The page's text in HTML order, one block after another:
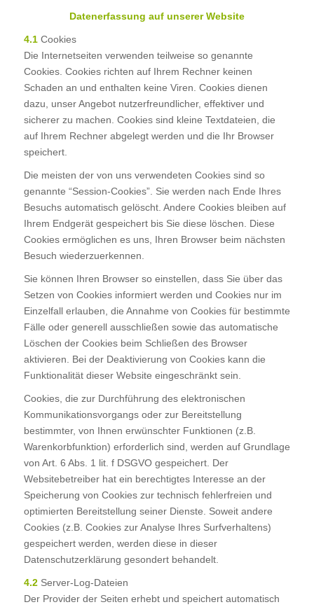
Datenerfassung auf unserer Website
4.1 Cookies
Die Internetseiten verwenden teilweise so genannte
Cookies. Cookies richten auf Ihrem Rechner keinen
Schaden an und enthalten keine Viren. Cookies dienen
dazu, unser Angebot nutzerfreundlicher, effektiver und
sicherer zu machen. Cookies sind kleine Textdateien, die
auf Ihrem Rechner abgelegt werden und die Ihr Browser
speichert.
Die meisten der von uns verwendeten Cookies sind so
genannte “Session-Cookies”. Sie werden nach Ende Ihres
Besuchs automatisch gelöscht. Andere Cookies bleiben auf
Ihrem Endgerät gespeichert bis Sie diese löschen. Diese
Cookies ermöglichen es uns, Ihren Browser beim nächsten
Besuch wiederzuerkennen.
Sie können Ihren Browser so einstellen, dass Sie über das
Setzen von Cookies informiert werden und Cookies nur im
Einzelfall erlauben, die Annahme von Cookies für bestimmte
Fälle oder generell ausschließen sowie das automatische
Löschen der Cookies beim Schließen des Browser
aktivieren. Bei der Deaktivierung von Cookies kann die
Funktionalität dieser Website eingeschränkt sein.
Cookies, die zur Durchführung des elektronischen
Kommunikationsvorgangs oder zur Bereitstellung
bestimmter, von Ihnen erwünschter Funktionen (z.B.
Warenkorbfunktion) erforderlich sind, werden auf Grundlage
von Art. 6 Abs. 1 lit. f DSGVO gespeichert. Der
Websitebetreiber hat ein berechtigtes Interesse an der
Speicherung von Cookies zur technisch fehlerfreien und
optimierten Bereitstellung seiner Dienste. Soweit andere
Cookies (z.B. Cookies zur Analyse Ihres Surfverhaltens)
gespeichert werden, werden diese in dieser
Datenschutzerklärung gesondert behandelt.
4.2 Server-Log-Dateien
Der Provider der Seiten erhebt und speichert automatisch